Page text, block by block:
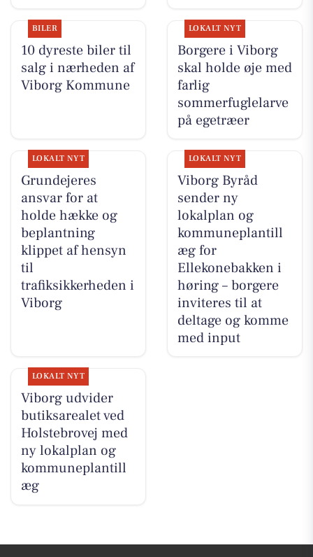
BILER
10 dyreste biler til
salg i nærheden af
Viborg Kommune
LOKALT NYT
Borgere i Viborg
skal holde øje med
farlig
sommerfuglelarve
på egetræer
LOKALT NYT
Grundejeres
ansvar for at
holde hække og
beplantning
klippet af hensyn
til
trafiksikkerheden i
Viborg
LOKALT NYT
Viborg Byråd
sender ny
lokalplan og
kommuneplantill
æg for
Ellekonebakken i
høring – borgere
inviteres til at
deltage og komme
med input
LOKALT NYT
Viborg udvider
butiksarealet ved
Holstebrovej med
ny lokalplan og
kommuneplantill
æg